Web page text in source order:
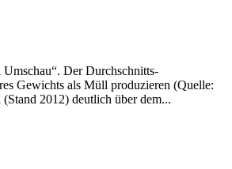
Der Durchschnitts-
Gewichts als Müll produzieren (Quelle:
2012) deutlich über dem...